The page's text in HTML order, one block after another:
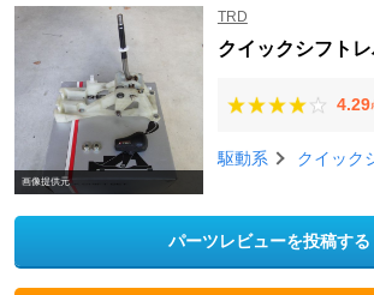
画像提供元
TRD
クイックシフト
4.29
駆動系 クイック
パーツレビューを投稿する